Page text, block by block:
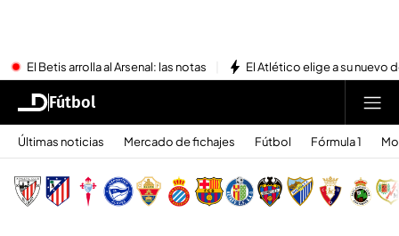
El Betis arrolla al Arsenal: las notas El Atlético elige a su nuevo
Fútbol
Últimas noticias Mercado de fichajes Fútbol Fórmula 1